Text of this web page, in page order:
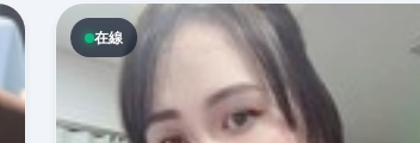
在線